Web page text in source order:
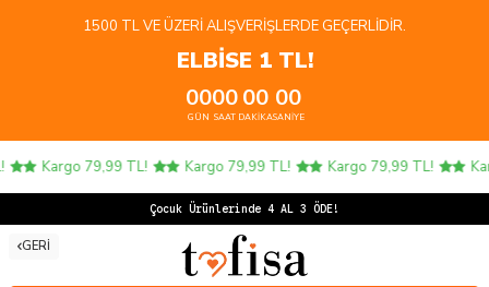
1500 TL VE ÜZERI ALIŞVERIŞLERDE GEÇERLIDIR.
ELBİSE 1 TL!
00
GÜN
00
SAAT
00
DAKIKA
00
SANIYE
Kargo 79,99 TL! Kargo 79,99 TL! Kargo 79,99 TL!
Çocuk Ürünlerinde 4 AL 3 ÖDE!
GERI